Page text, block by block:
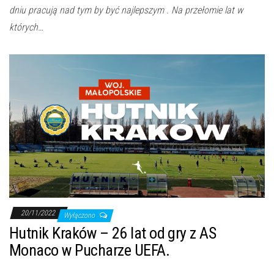
dniu pracują nad tym by być najlepszym . Na przełomie lat w
których…
20/11/2022 Wyłączono
Hutnik Kraków – 26 lat od gry z AS
Monaco w Pucharze UEFA.